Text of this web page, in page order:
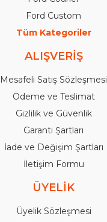
Ford Custom
Tüm Kategoriler
ALIŞVERİŞ
Mesafeli Satış Sözleşmesi
Ödeme ve Teslimat
Gizlilik ve Güvenlik
Garanti Şartları
İade ve Değişim Şartları
İletişim Formu
ÜYELİK
Üyelik Sözleşmesi